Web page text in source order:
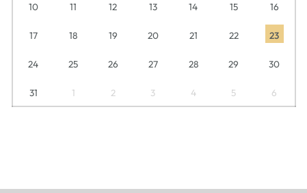
10 11 12 13 14 15 16
17 18 19 20 21 22 23
24 25 26 27 28 29 30
31 1 2 3 4 5 6